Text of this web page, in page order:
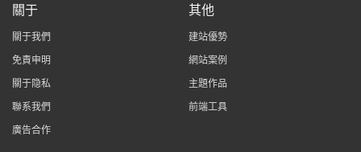
關于
關于我們
免責申明
關于隐私
聯系我們
廣告合作
其他
建站優勢
網站案例
主題作品
前端工具